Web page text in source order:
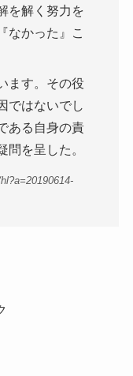
を解く努力を
なかった』こ
ます。その役
ではないでし
ある自身の責
問を呈した。